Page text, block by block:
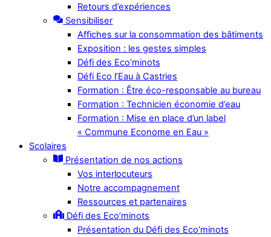
Retours d’expériences
Sensibiliser
Affiches sur la consommation des bâtiments
Exposition : les gestes simples
Défi des Eco’minots
Défi Eco l’Eau à Castries
Formation : Être éco-responsable au bureau
Formation : Technicien économie d’eau
Formation : Mise en place d’un label
« Commune Econome en Eau »
Scolaires
Présentation de nos actions
Vos interlocuteurs
Notre accompagnement
Ressources et partenaires
Défi des Eco’minots
Présentation du Défi des Eco’minots